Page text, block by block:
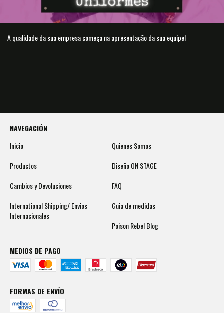
A qualidade da sua empresa começa na apresentação da sua equipe!
NAVEGACIÓN
Inicio
Quienes Somos
Productos
Diseño ON STAGE
Cambios y Devoluciones
FAQ
International Shipping/ Envios
Internacionales
Guia de medidas
Poison Rebel Blog
MEDIOS DE PAGO
FORMAS DE ENVÍO